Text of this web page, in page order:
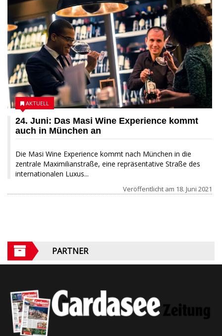
24. Juni: Das Masi Wine Experience kommt
auch in München an
Die Masi Wine Experience kommt nach München in die
zentrale Maximilianstraße, eine repräsentative Straße des
internationalen Luxus...
AKTUELL
Veröffentlicht am 18. Juni 2021
PARTNER